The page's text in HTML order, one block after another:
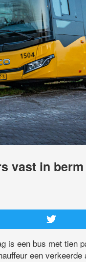
vast in
is een bus met tien
een